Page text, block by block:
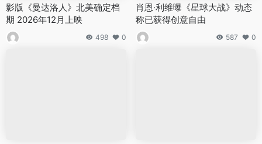
影版《曼达洛人》北美确定档
期 2026年12月上映
498 0
肖恩·利维曝《星球大战》动态
称已获得创意自由
587 0